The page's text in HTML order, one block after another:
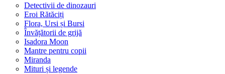
Detectivii de dinozauri
Eroi Rătăciți
Flora, Ursi și Bursi
Învățătorii de grijă
Isadora Moon
Mantre pentru copii
Miranda
Mituri și legende